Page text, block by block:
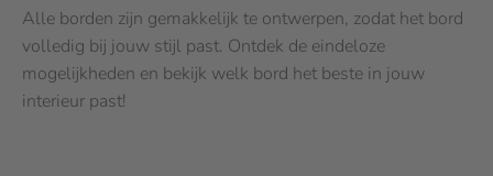
Alle borden zijn gemakkelijk te ontwerpen, zodat het bord
volledig bij jouw stijl past. Ontdek de eindeloze
mogelijkheden en bekijk welk bord het beste in jouw
interieur past!